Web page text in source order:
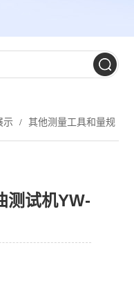
示 / 其他测量工具和量规
测试机YW-